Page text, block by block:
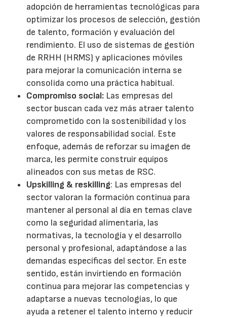
adopción de herramientas tecnológicas para
optimizar los procesos de selección, gestión
de talento, formación y evaluación del
rendimiento. El uso de sistemas de gestión
de RRHH (HRMS) y aplicaciones móviles
para mejorar la comunicación interna se
consolida como una práctica habitual.
Compromiso social: Las empresas del
sector buscan cada vez más atraer talento
comprometido con la sostenibilidad y los
valores de responsabilidad social. Este
enfoque, además de reforzar su imagen de
marca, les permite construir equipos
alineados con sus metas de RSC.
Upskilling & reskilling: Las empresas del
sector valoran la formación continua para
mantener al personal al día en temas clave
como la seguridad alimentaria, las
normativas, la tecnología y el desarrollo
personal y profesional, adaptándose a las
demandas específicas del sector. En este
sentido, están invirtiendo en formación
continua para mejorar las competencias y
adaptarse a nuevas tecnologías, lo que
ayuda a retener el talento interno y reducir